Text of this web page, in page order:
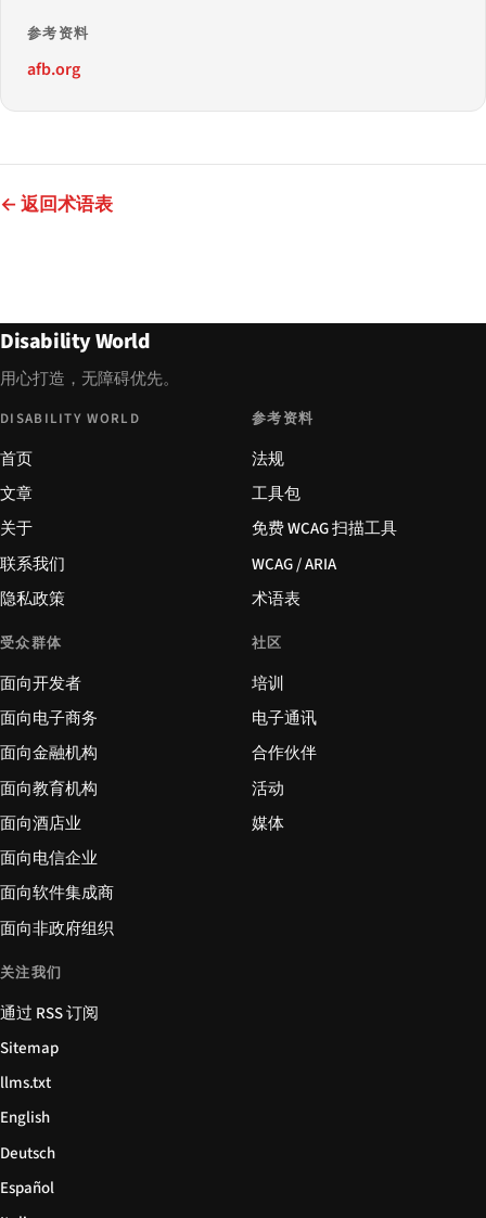
参考资料
afb.org
← 返回术语表
Disability World
用心打造，无障碍优先。
DISABILITY WORLD
首页
文章
关于
联系我们
隐私政策
参考资料
法规
工具包
免费 WCAG 扫描工具
WCAG / ARIA
术语表
受众群体
面向开发者
面向电子商务
面向金融机构
面向教育机构
面向酒店业
面向电信企业
面向软件集成商
面向非政府组织
社区
培训
电子通讯
合作伙伴
活动
媒体
关注我们
通过 RSS 订阅
Sitemap
llms.txt
English
Deutsch
Español